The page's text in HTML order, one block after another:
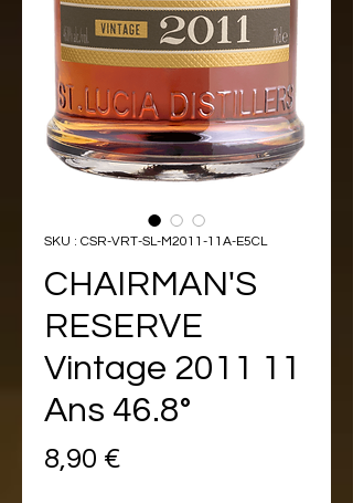
SKU : CSR-VRT-SL-M2011-11A-E5CL
CHAIRMAN'S
RESERVE
Vintage 2011 11
Ans 46.8°
8,90 €